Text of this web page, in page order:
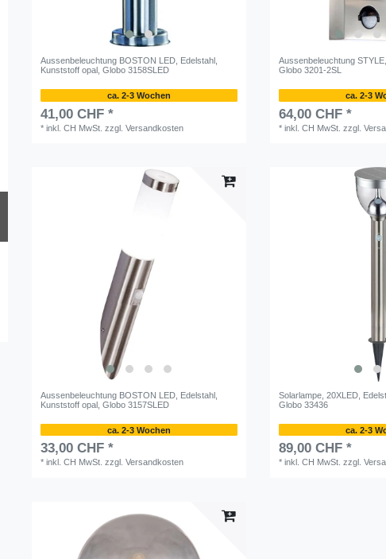
Aussenbeleuchtung BOSTON LED, Edelstahl,
Kunststoff opal, Globo 3158SLED
ca. 2-3 Wochen
41,00 CHF *
*inkl. CH MwSt. zzgl.Versandkosten
Aussenbeleuchtung
Globo 3201-2SL
ca. 2-3
64,00 CHF *
*inkl. CH MwSt. zzgl.
Aussenbeleuchtung BOSTON LED, Edelstahl,
Kunststoff opal, Globo 3157SLED
ca. 2-3 Wochen
33,00 CHF *
*inkl. CH MwSt. zzgl.Versandkosten
Solarlampe, 20XLED,
Globo 33436
ca. 2-3
89,00 CHF *
*inkl. CH MwSt. zzgl.